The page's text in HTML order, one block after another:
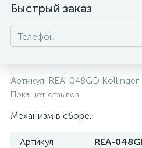
Быстрый заказ
Артикул: REA-048GD Kollinger
Пока нет отзывов
Механизм в сборе.
Артикул
REA-